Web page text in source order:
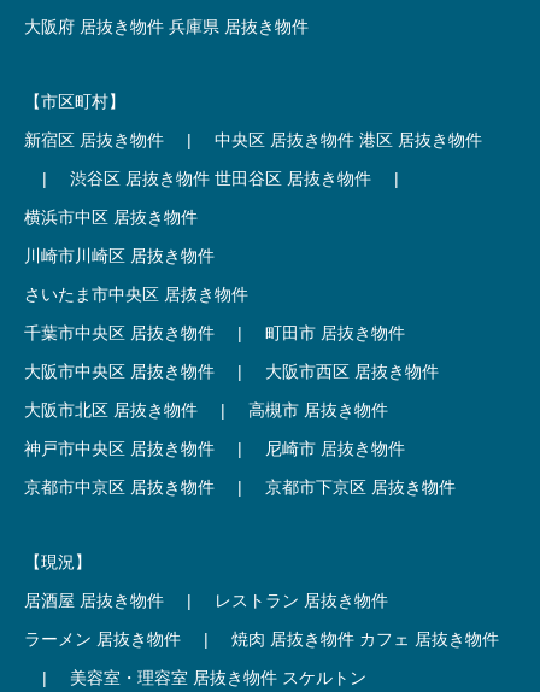
大阪府 居抜き物件 兵庫県 居抜き物件
【市区町村】
新宿区 居抜き物件
| 中央区 居抜き物件 港区 居抜き物件
|
渋谷区 居抜き物件 世田谷区 居抜き物件
|
横浜市中区 居抜き物件
川崎市川崎区 居抜き物件
さいたま市中央区 居抜き物件
千葉市中央区 居抜き物件
|
町田市 居抜き物件
大阪市中央区 居抜き物件
|
大阪市西区 居抜き物件
大阪市北区 居抜き物件
|
高槻市 居抜き物件
神戸市中央区 居抜き物件
|
尼崎市 居抜き物件
京都市中京区 居抜き物件
| 京都市下京区 居抜き物件
【現況】
居酒屋 居抜き物件
|
レストラン 居抜き物件
ラーメン 居抜き物件
| 焼肉 居抜き物件 カフェ 居抜き物件
|
美容室・理容室 居抜き物件 スケルトン